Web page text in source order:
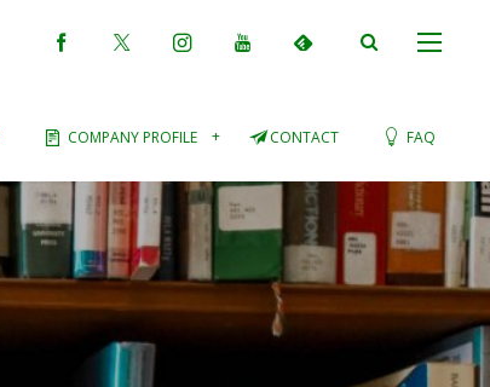
COMPANY PROFILE CONTACT FAQ